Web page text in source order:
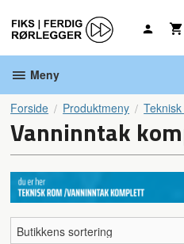
innholdet
Meny
Forside Produktmeny
Vanninntak